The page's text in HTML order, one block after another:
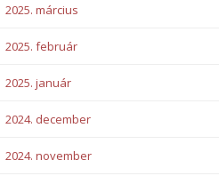
2025. március
2025. február
2025. január
2024. december
2024. november